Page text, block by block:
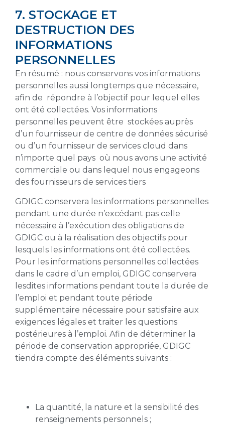
7. STOCKAGE ET
DESTRUCTION DES
INFORMATIONS
PERSONNELLES
En résumé : nous conservons vos informations
personnelles aussi longtemps que nécessaire,
afin de répondre à l’objectif pour lequel elles
ont été collectées. Vos informations
personnelles peuvent être stockées auprès
d’un fournisseur de centre de données sécurisé
ou d’un fournisseur de services cloud dans
n’importe quel pays où nous avons une activité
commerciale ou dans lequel nous engageons
des fournisseurs de services tiers
GDIGC conservera les informations personnelles
pendant une durée n’excédant pas celle
nécessaire à l’exécution des obligations de
GDIGC ou à la réalisation des objectifs pour
lesquels les informations ont été collectées.
Pour les informations personnelles collectées
dans le cadre d’un emploi, GDIGC conservera
lesdites informations pendant toute la durée de
l’emploi et pendant toute période
supplémentaire nécessaire pour satisfaire aux
exigences légales et traiter les questions
postérieures à l’emploi. Afin de déterminer la
période de conservation appropriée, GDIGC
tiendra compte des éléments suivants :
La quantité, la nature et la sensibilité des
renseignements personnels ;